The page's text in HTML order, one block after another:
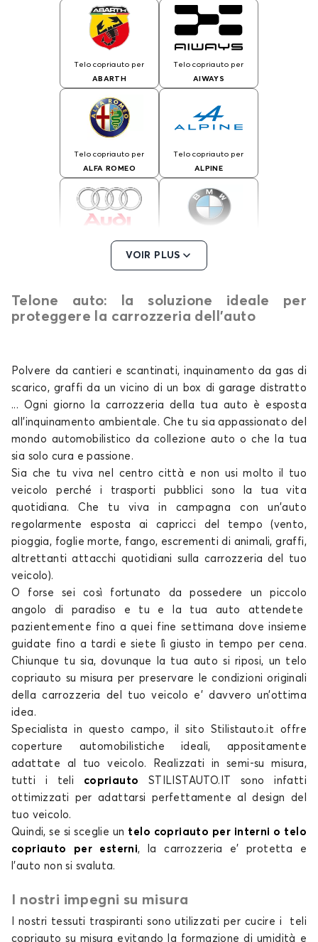
Telo copriauto per
ABARTH
Telo copriauto per
AIWAYS
Telo copriauto per
ALFA ROMEO
Telo copriauto per
ALPINE
Telo copriauto per
Telo copriauto per
Telo copriauto per
CHRYSLER
Telo copriauto per
CITROEN
Telo copriauto per
CUPRA
Telo copriauto per
DACIA
Telo copriauto per
Telo copriauto per
Telo copriauto per
FIAT
Telo copriauto per
FORD
Telo copriauto per
VOIR PLUS
Telone auto: la soluzione ideale per
proteggere la carrozzeria dell’auto
Polvere da cantieri e scantinati, inquinamento da gas di
scarico, graffi da un vicino di un box di garage distratto
... Ogni giorno la carrozzeria della tua auto è esposta
all'inquinamento ambientale. Che tu sia appassionato del
mondo automobilistico da collezione auto o che la tua
sia solo cura e passione.
Sia che tu viva nel centro città e non usi molto il tuo
veicolo perché i trasporti pubblici sono la tua vita
quotidiana. Che tu viva in campagna con un'auto
regolarmente esposta ai capricci del tempo (vento,
pioggia, foglie morte, fango, escrementi di animali, graffi,
altrettanti attacchi quotidiani sulla carrozzeria del tuo
veicolo).
O forse sei così fortunato da possedere un piccolo
angolo di paradiso e tu e la tuaauto
attendete
pazientemente fino a quei fine settimana dove insieme
guidate fino a tardi e siete lì giusto in tempo per cena.
Chiunque tu sia, dovunque la tua auto si riposi, un telo
copriauto su misura per preservare le condizioni originali
della carrozzeria del tuoveicolo e’ davvero un’ottima
idea.
Specialista in questo campo, ilsito Stilistauto.it offre
coperture automobilistiche ideali, appositamente
adattate al tuo veicolo. Realizzati in semi-su misura,
tutti i teli copriauto STILISTAUTO.ITsono infatti
ottimizzati per adattarsi perfettamente al design del
tuo veicolo.
Quindi, se si sceglie un telo copriauto per interni o telo
copriauto per esterni, la carrozzeria e’ protetta e
l’auto non si svaluta.
I nostri impegni su misura
I nostri tessuti traspiranti sono utilizzati per cucire i teli
copriauto su misura evitando la formazione di umidità e